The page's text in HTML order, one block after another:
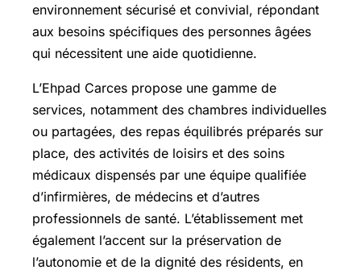
environnement sécurisé et convivial, répondant
aux besoins spécifiques des personnes âgées
qui nécessitent une aide quotidienne.
L’Ehpad Carces propose une gamme de
services, notamment des chambres individuelles
ou partagées, des repas équilibrés préparés sur
place, des activités de loisirs et des soins
médicaux dispensés par une équipe qualifiée
d’infirmières, de médecins et d’autres
professionnels de santé. L’établissement met
également l’accent sur la préservation de
l’autonomie et de la dignité des résidents, en